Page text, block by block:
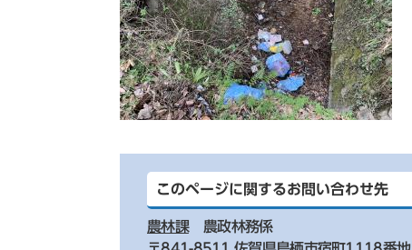
このページに関するお問い合わせ先
農林課
農政林務係